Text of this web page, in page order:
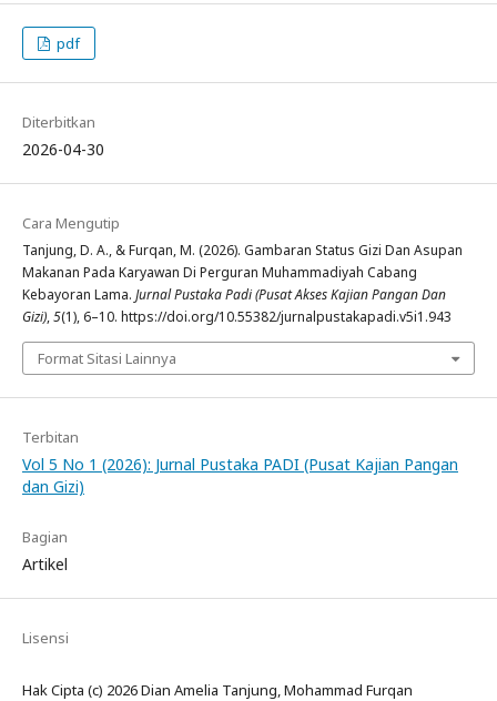
pdf
Diterbitkan
2026-04-30
Cara Mengutip
Tanjung, D. A., & Furqan, M. (2026). Gambaran Status Gizi Dan Asupan
Makanan Pada Karyawan Di Perguran Muhammadiyah Cabang
Kebayoran Lama. Jurnal Pustaka Padi (Pusat Akses Kajian Pangan Dan
Gizi),5(1), 6–10. https://doi.org/10.55382/jurnalpustakapadi.v5i1.943
Format Sitasi Lainnya
Terbitan
Vol 5 No 1 (2026): Jurnal Pustaka PADI (Pusat Kajian Pangan
dan Gizi)
Bagian
Artikel
Lisensi
Hak Cipta (c) 2026 Dian Amelia Tanjung, Mohammad Furqan